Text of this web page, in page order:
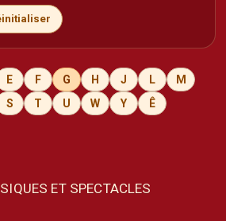
E F G H J L
M
S T U W Y
Ê
ET SPECTACLES